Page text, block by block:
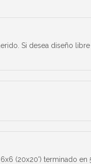
Si desea diseño libre
(20x20') terminado en